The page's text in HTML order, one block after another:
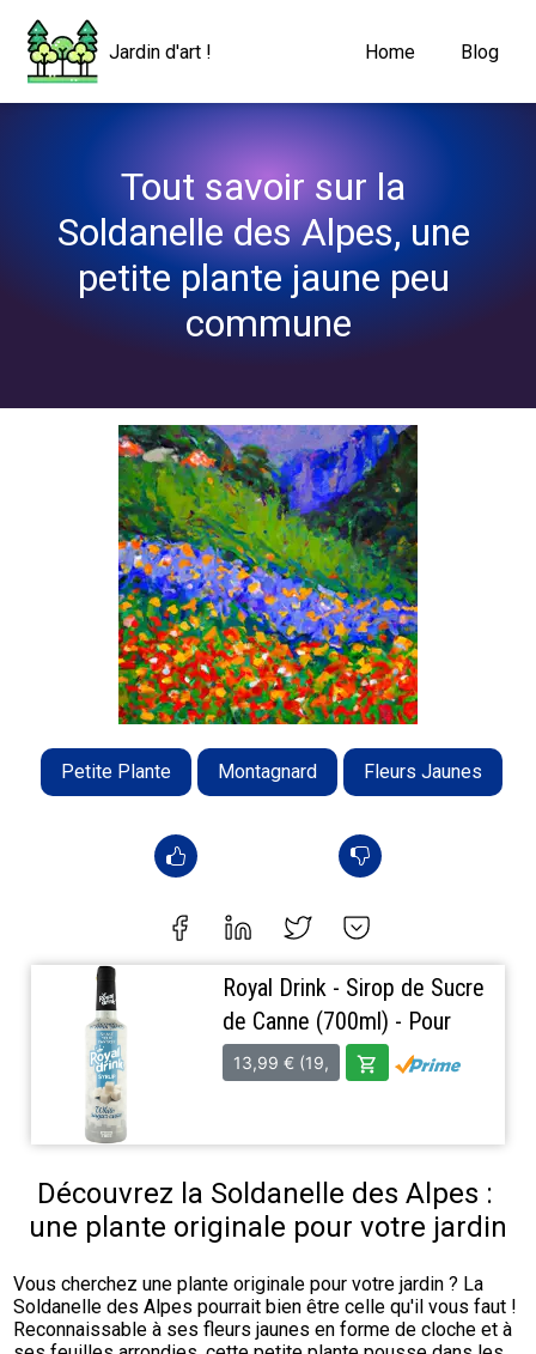
Jardin d'art ! Home Blog
Tout savoir sur la
Soldanelle des Alpes, une
petite plante jaune peu
commune
Petite Plante Montagnard Fleurs Jaunes
Découvrez la Soldanelle des Alpes :
une plante originale pour votre jardin
Vous cherchez une plante originale pour votre jardin ? La
Soldanelle des Alpes pourrait bien être celle qu'il vous faut !
Reconnaissable à ses fleurs jaunes en forme de cloche et à